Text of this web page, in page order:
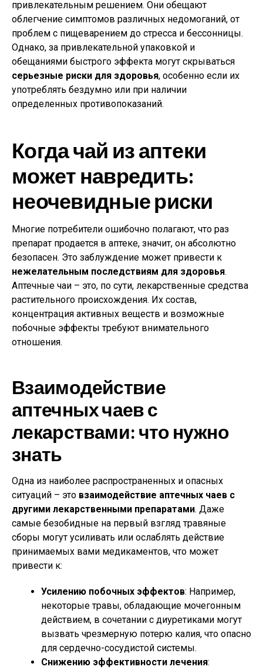
привлекательным решением. Они обещают
облегчение симптомов различных недомоганий, от
проблем с пищеварением до стресса и бессонницы.
Однако, за привлекательной упаковкой и
обещаниями быстрого эффекта могут скрываться
серьезные риски для здоровья, особенно если их
употреблять бездумно или при наличии
определенных противопоказаний.
Когда чай из аптеки
может навредить:
неочевидные риски
Многие потребители ошибочно полагают, что раз
препарат продается в аптеке, значит, он абсолютно
безопасен. Это заблуждение может привести к
нежелательным последствиям для здоровья.
Аптечные чаи – это, по сути, лекарственные средства
растительного происхождения. Их состав,
концентрация активных веществ и возможные
побочные эффекты требуют внимательного
отношения.
Взаимодействие
аптечных чаев с
лекарствами: что нужно
знать
Одна из наиболее распространенных и опасных
ситуаций – это взаимодействие аптечных чаев с
другими лекарственными препаратами. Даже
самые безобидные на первый взгляд травяные
сборы могут усиливать или ослаблять действие
принимаемых вами медикаментов, что может
привести к:
Усилению побочных эффектов: Например,
некоторые травы, обладающие мочегонным
действием, в сочетании с диуретиками могут
вызвать чрезмерную потерю калия, что опасно
для сердечно-сосудистой системы.
Снижению эффективности лечения: